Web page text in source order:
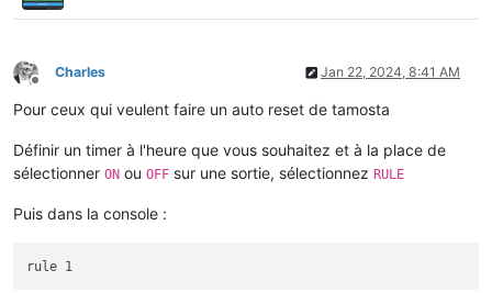
Offline
Charles Jan 22, 2024, 8:41 AM
Pour ceux qui veulent faire un auto reset de tamosta
Définir un timer à l'heure que vous souhaitez et à la place de
sélectionner ON ou OFF sur une sortie, sélectionnez RULE
Puis dans la console :